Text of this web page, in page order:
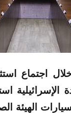
اجتماع
الإسرائيلية
الهيئة